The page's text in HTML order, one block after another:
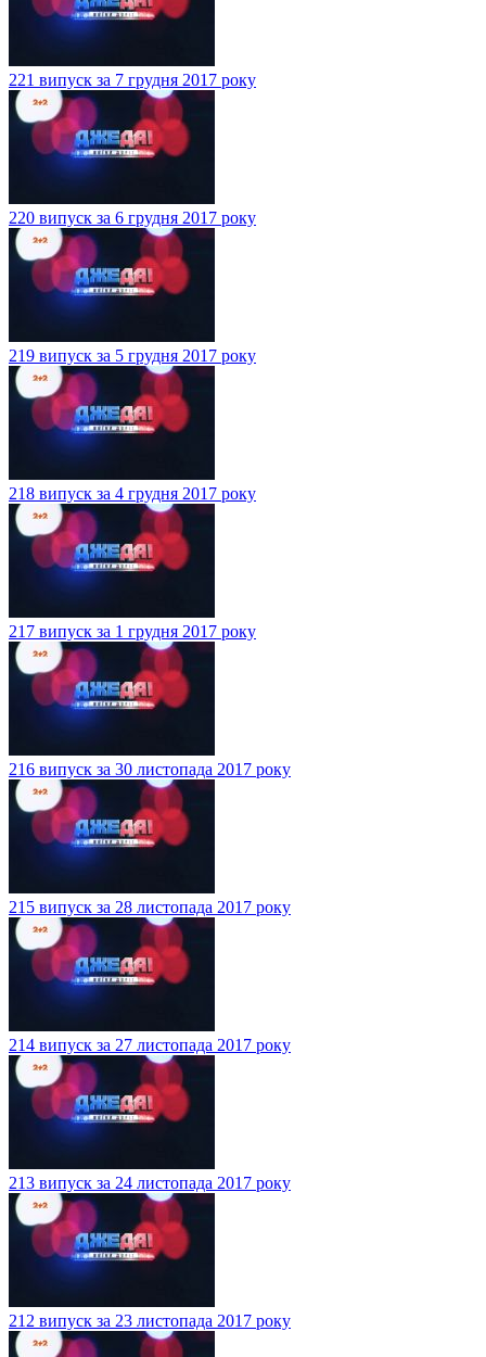
221 випуск за 7 грудня 2017 року
220 випуск за 6 грудня 2017 року
219 випуск за 5 грудня 2017 року
218 випуск за 4 грудня 2017 року
217 випуск за 1 грудня 2017 року
216 випуск за 30 листопада 2017 року
215 випуск за 28 листопада 2017 року
214 випуск за 27 листопада 2017 року
213 випуск за 24 листопада 2017 року
212 випуск за 23 листопада 2017 року